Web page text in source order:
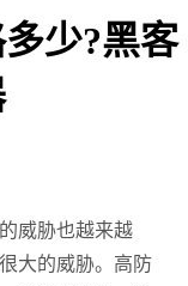
少?黑客
威胁也越来越
大的威胁。高防